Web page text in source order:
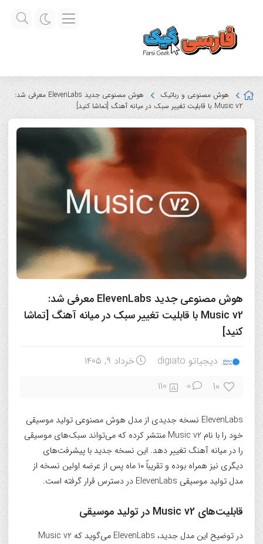
هوش مصنوعی و رباتیک
هوش مصنوعی جدید ElevenLabs معرفی شد:
Music v2 با قابلیت تغییر سبک در میانه آهنگ [تماشا کنید]
هوش مصنوعی جدید ElevenLabs معرفی شد:
Music v2 با قابلیت تغییر سبک در میانه آهنگ [تماشا
کنید]
دیجیاتو digiato خرداد ۹, ۱۴۰۵
10
0
110
ElevenLabs نسخه جدیدی از مدل هوش مصنوعی تولید موسیقی
خود را با نام Music v2 منتشر کرده که می‌تواند سبک‌های موسیقی
را در میانه آهنگ تغییر دهد. این نسخه جدید با پیشرفت‌های
دیگری نیز همراه بوده و تقریباً ۱۰ ماه پس از عرضه اولین نسخه از
مدل تولید موسیقی ElevenLabs در دسترس قرار گرفته است.
قابلیت‌های Music v2 در تولید موسیقی
در توضیح این مدل جدید، ElevenLabs می‌گوید که Music v2